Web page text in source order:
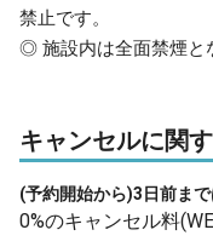
禁止です。
◎ 施設内は全面禁煙と
キャンセルに関
(予約開始から)3日前ま
0%のキャンセル料